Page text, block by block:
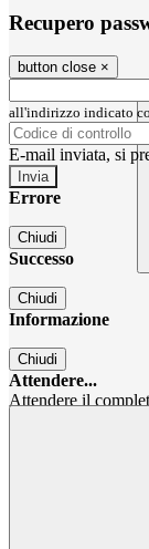
Recupero
button close ×
all'indirizzo indicato
E-mail inviata, si
Errore
Chiudi
Successo
Chiudi
Informazione
Chiudi
Attendere...
Attendere il